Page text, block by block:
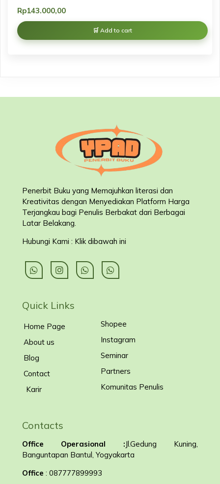
Rp143.000,00
Add to cart
Penerbit Buku yang Memajuhkan literasi dan
Kreativitas dengan Menyediakan Platform Harga
Terjangkau bagi Penulis Berbakat dari Berbagai
Latar Belakang
Hubungi Kami : Klik dibawah ini
Quick Links
Home Page
About us
Blog
Contact
Karir
Shopee
Instagram
Seminar
Partners
Komunitas Penulis
Contacts
Office Operasional :Jl.Gedung Kuning,
Banguntapan Bantul, Yogyakarta
Office : 087777899993